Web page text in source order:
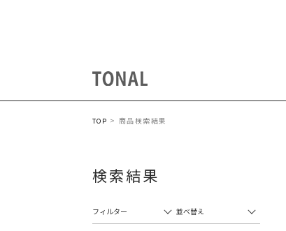
TOP 商品検索結果
検索結果
フィルター 並べ替え